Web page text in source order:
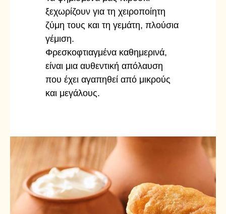
ξεχωρίζουν για τη χειροποίητη
ζύμη τους και τη γεμάτη, πλούσια
γέμιση.
Φρεσκοφτιαγμένα καθημερινά,
είναι μια αυθεντική απόλαυση
που έχει αγαπηθεί από μικρούς
και μεγάλους.